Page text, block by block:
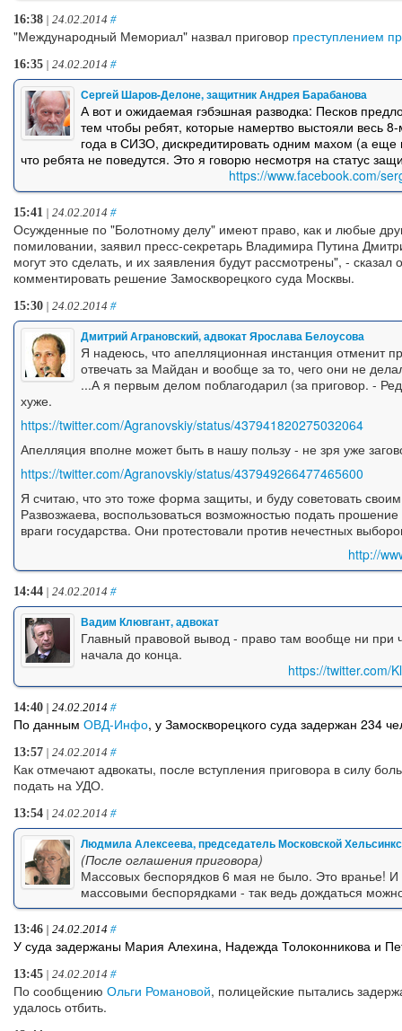
16:38 | 24.02.2014 #
"Международный Мемориал" назвал приговор преступлением
16:35 | 24.02.2014 #
Сергей Шаров-Делоне, защитник Андрея Барабанова
А вот и ожидаемая гэбэшная разводка: Песков
тем чтобы ребят, которые намертво выстояли весь
года в СИЗО, дискредитировать одним махом (а
что ребята не поведутся. Это я говорю несмотря на статус
https://www.facebook.com/
15:41 | 24.02.2014 #
Осужденные по "Болотному делу" имеют право, как и любые
помиловании, заявил пресс-секретарь Владимира Путина
могут это сделать, и их заявления будут рассмотрены", - сказал
комментировать решение Замоскворецкого суда Москвы.
15:30 | 24.02.2014 #
Дмитрий Аграновский, адвокат Ярослава Белоусова
Я надеюсь, что апелляционная инстанция отменит
отвечать за Майдан и вообще за то, чего они не
...А я первым делом поблагодарил (за приговор. -
хуже.
https://twitter.com/Agranovskiy/status/437941820275032064
Апелляция вполне может быть в нашу пользу - не зря уже
https://twitter.com/Agranovskiy/status/437949266477465600
Я считаю, что это тоже форма защиты, и буду советовать
Развозжаева, воспользоваться возможностью подать
враги государства. Они протестовали против нечестных
http://
14:44 | 24.02.2014 #
Вадим Клювгант, адвокат
Главный правовой вывод - право там вообще ни
начала до конца.
https://twitter.com/
14:40 | 24.02.2014 #
По данным ОВД-Инфо, у Замоскворецкого суда задержан 234
13:57 | 24.02.2014 #
Как отмечают адвокаты, после вступления приговора в силу
подать на УДО.
13:54 | 24.02.2014 #
Людмила Алексеева, председатель Московской
(После оглашения приговора)
Массовых беспорядков 6 мая не было. Это вранье! И
массовыми беспорядками - так ведь дождаться
13:46 | 24.02.2014 #
У суда задержаны Мария Алехина, Надежда Толоконникова и
13:45 | 24.02.2014 #
По сообщению Ольги Романовой, полицейские пытались
удалось отбить.